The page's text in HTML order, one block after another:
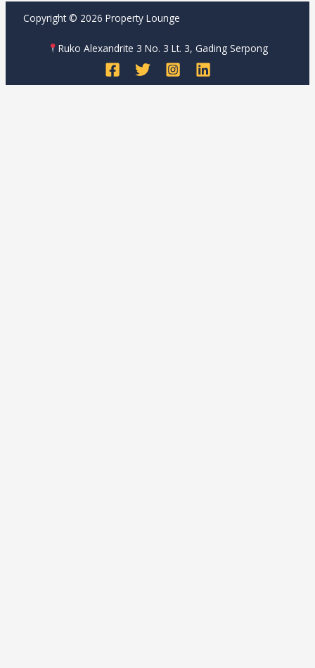
Copyright © 2026 Property Lounge
Ruko Alexandrite 3 No. 3 Lt. 3, Gading Serpong